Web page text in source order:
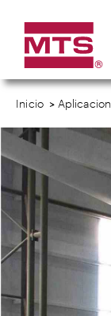
Inicio >